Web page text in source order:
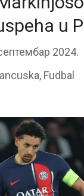
u
2024.
, Fudbal